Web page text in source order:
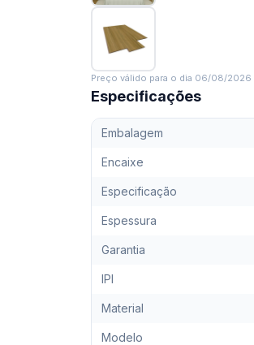
Preço válido para o dia 06/08/2026
Especificações
Embalagem
Encaixe
Especificação
Espessura
Garantia
IPI
Material
Modelo